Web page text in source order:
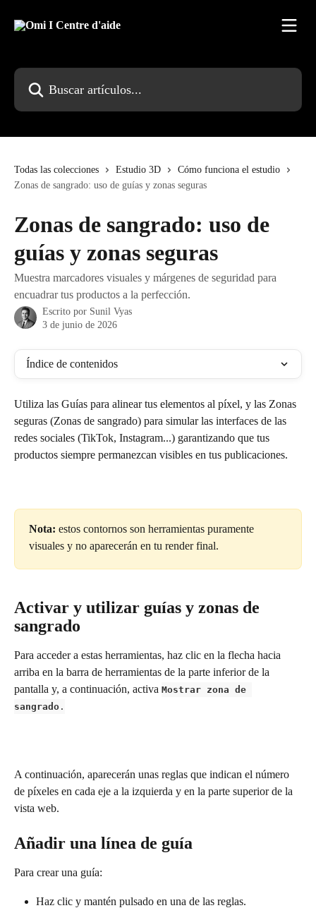
Buscar artículos...
Todas las colecciones Estudio 3D
Cómo funciona el estudio
Zonas de sangrado: uso de guías y zonas seguras
Zonas de sangrado: uso de
guías y zonas seguras
Muestra marcadores visuales y márgenes de seguridad para
encuadrar tus productos a la perfección.
Escrito por Sunil Vyas
3 de junio de 2026
Índice de contenidos
Utiliza las Guías para alinear tus elementos al píxel, y las Zonas
seguras (Zonas de sangrado) para simular las interfaces de las
redes sociales (TikTok, Instagram...) garantizando que tus
productos siempre permanezcan visibles en tus publicaciones.
Nota: estos contornos son herramientas puramente
visuales y no aparecerán en tu render final.
Activar y utilizar guías y zonas de
sangrado
Para acceder a estas herramientas, haz clic en la flecha hacia
arriba en la barra de herramientas de la parte inferior de la
pantalla y, a continuación, activa Mostrar zona de
sangrado .
A continuación, aparecerán unas reglas que indican el número
de píxeles en cada eje a la izquierda y en la parte superior de la
vista web.
Añadir una línea de guía
Para crear una guía:
Haz clic y mantén pulsado en una de las reglas.